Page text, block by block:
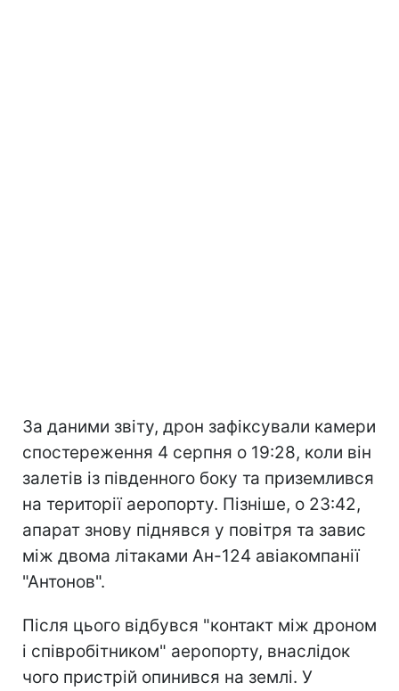
За даними звіту, дрон зафіксували камери
спостереження 4 серпня о 19:28, коли він
залетів із південного боку та приземлився
на території аеропорту. Пізніше, о 23:42,
апарат знову піднявся у повітря та завис
між двома літаками Ан-124 авіакомпанії
"Антонов".
Після цього відбувся "контакт між дроном
і співробітником" аеропорту, внаслідок
чого пристрій опинився на землі. У